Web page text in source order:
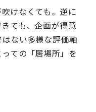
けなくても。逆に
ても、企画が得意
ない多様な評価軸
ての「居場所」を